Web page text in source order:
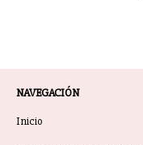
NAVEGACIÓN
Inicio